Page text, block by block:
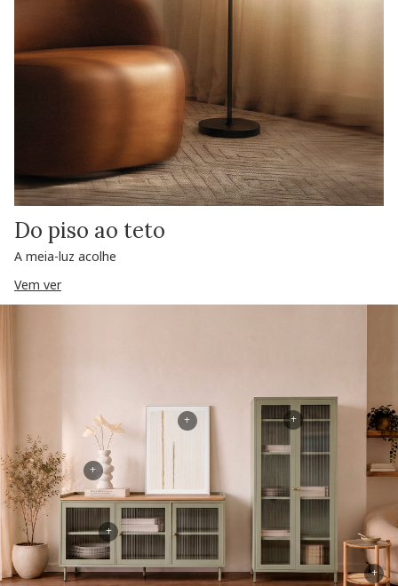
Do piso ao teto
A meia-luz acolhe
Vem ver
+
+
+
+
+